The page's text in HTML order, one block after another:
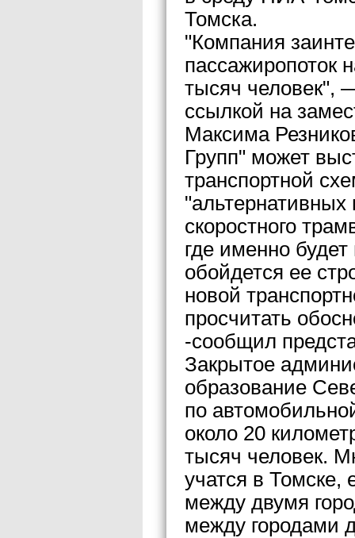
Томска.
"Компания
пассажиропоток
тысяч человек",
ссылкой на
Максима
Групп" может
транспортной
"альтернативных
скоростного
где именно
обойдется ее
новой
просчитать
-сообщил
Закрытое
образование
по
около 20
тысяч человек.
учатся в Томске,
между двумя
между городами